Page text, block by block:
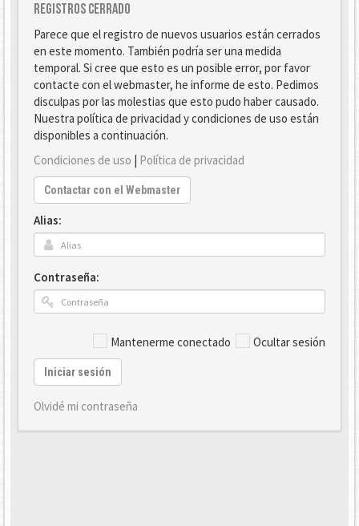
Registros cerrado
Parece que el registro de nuevos usuarios están cerrados
en este momento. También podría ser una medida
temporal. Si cree que esto es un posible error, por favor
contacte con el webmaster, he informe de esto. Pedimos
disculpas por las molestias que esto pudo haber causado.
Nuestra política de privacidad y condiciones de uso están
disponibles a continuación.
Condiciones de uso | Política de privacidad
Contactar con el Webmaster
Alias:
Contraseña:
Mantenerme conectado Ocultar sesión
Iniciar sesión
Olvidé mi contraseña